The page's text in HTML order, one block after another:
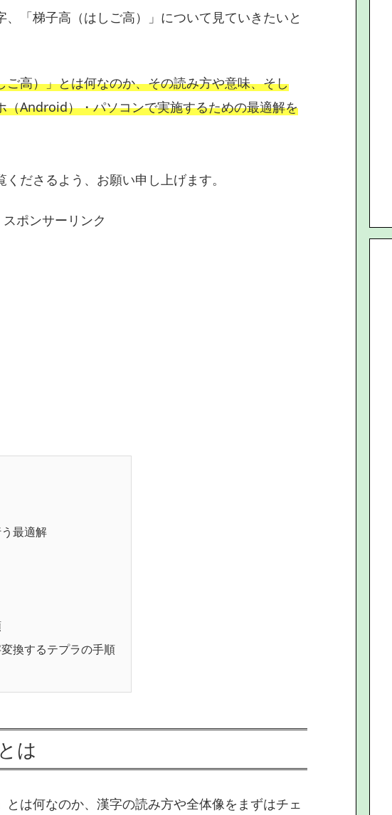
「梯子高（はしご高）」について見ていきたいと
ご高）」とは何なのか、その読み方や意味、そし
（Android）・パソコンで実施するための最適解を
ださるよう、お願い申し上げます。
スポンサーリンク
最適解
換するテプラの手順
は
は何なのか、漢字の読み方や全体像をまずはチェ